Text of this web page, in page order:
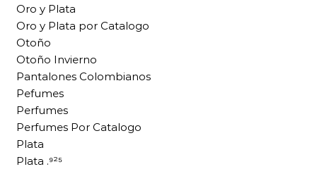
Oro y Plata
Oro y Plata por Catalogo
Otoño
Otoño Invierno
Pantalones Colombianos
Pefumes
Perfumes
Perfumes Por Catalogo
Plata
Plata .⁹²⁵